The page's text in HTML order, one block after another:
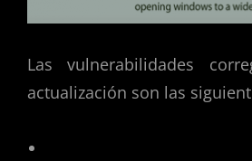
Las vulnerabilidades
actualización son las